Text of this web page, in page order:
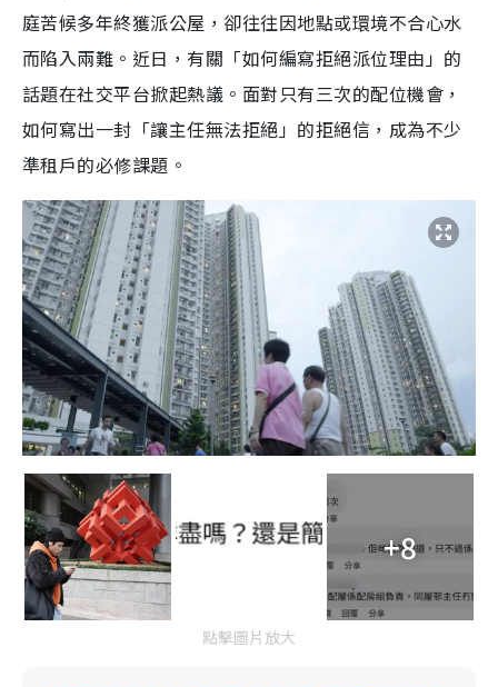
庭苦候多年終獲派公屋，卻往往因地點或環境不合心水
而陷入兩難。近日，有關「如何編寫拒絕派位理由」的
話題在社交平台掀起熱議。面對只有三次的配位機會，
如何寫出一封「讓主任無法拒絕」的拒絕信，成為不少
準租戶的必修課題。
+8
點擊圖片放大